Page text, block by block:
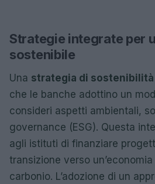
Strategie integrate per
sostenibile
Una strategia di sostenibilità
che le banche adottino un
consideri aspetti ambientali,
governance (ESG). Questa
agli istituti di finanziare
transizione verso
carbonio. L’adozione di un